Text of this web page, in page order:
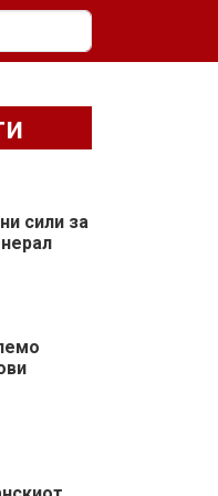
сили за